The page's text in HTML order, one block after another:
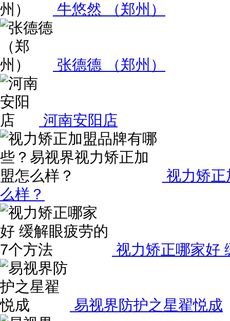
牛悠然 （郑州）
张德德 （郑州）
河南安阳店
视力矫
么样？
视力矫正哪家好
易视界防护之星翟悦成